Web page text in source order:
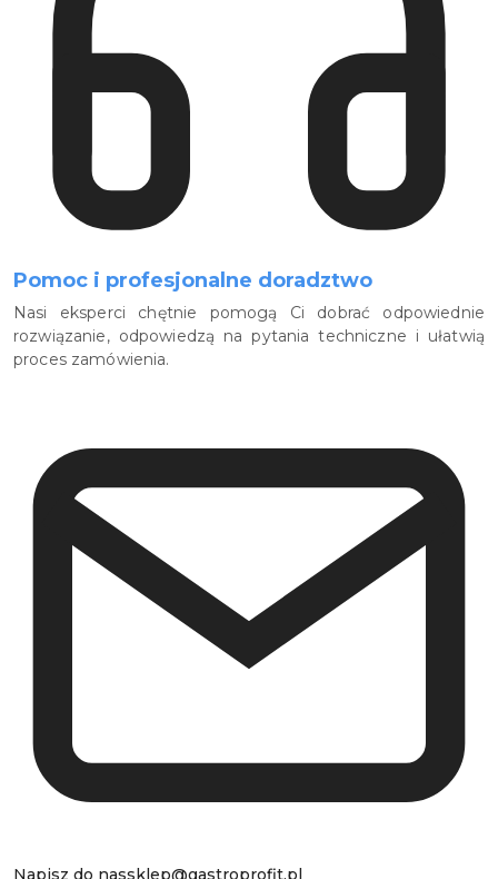
Pomoc i profesjonalne doradztwo
Nasi eksperci chętnie pomogą Ci dobrać odpowiednie
rozwiązanie, odpowiedzą na pytania techniczne i ułatwią
proces zamówienia.